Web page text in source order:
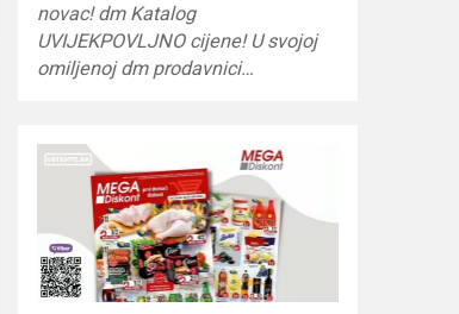
novac! dm Katalog
UVIJEKPOVLJNO cijene! U svojoj
omiljenoj dm prodavnici…